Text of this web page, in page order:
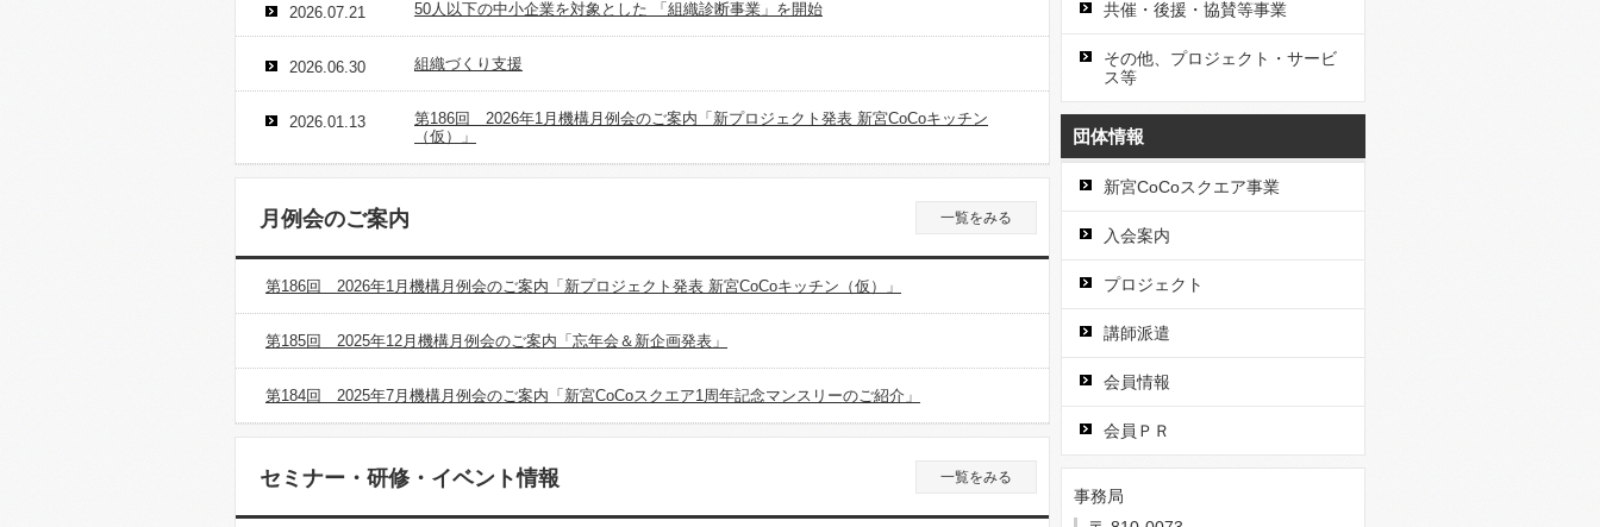
2026.07.21 50人以下の中小企業を対象とした 「組織診断事業」を開始
2026.06.30 組織づくり支援
2026.01.13
第186回 2026年1月機構月例会のご案内「新プロジェクト発表 新宮CoCoキッチン
（仮）」
月例会のご案内 一覧をみる
第186回 2026年1月機構月例会のご案内「新プロジェクト発表 新宮CoCoキッチン（仮）」
第185回 2025年12月機構月例会のご案内「忘年会＆新企画発表」
第184回 2025年7月機構月例会のご案内「新宮CoCoスクエア1周年記念マンスリーのご紹介」
セミナー・研修・イベント情報 一覧をみる
共催・後援・協賛等事業
その他、プロジェクト・サービ
ス等
団体情報
新宮CoCoスクエア事業
入会案内
プロジェクト
講師派遣
会員情報
会員ＰＲ
事務局